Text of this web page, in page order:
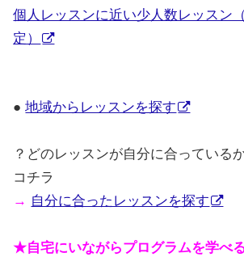
個人レッスンに近い少人数レッスン
定）
●地域からレッスンを探す
？どのレッスンが自分に合っている
コチラ
→ 自分に合ったレッスンを探す
★自宅にいながらプログラムを学べ